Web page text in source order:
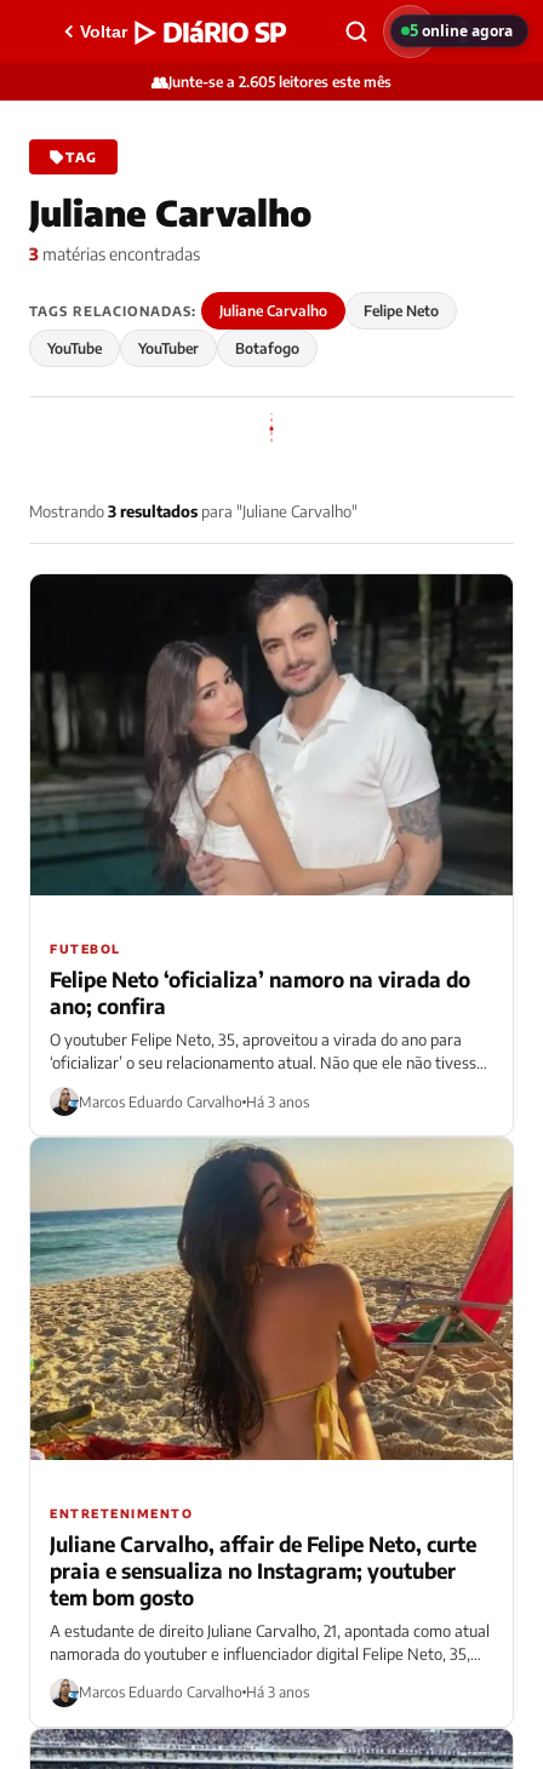
Voltar ▷ DIáRIO SP
👥Junte-se a 2.605 leitores este mês
TAG
Juliane Carvalho
3 matérias encontradas
TAGS RELACIONADAS: Juliane Carvalho Felipe Neto
YouTube YouTuber Botafogo
Mostrando3 resultados para "Juliane Carvalho"
FUTEBOL
Felipe Neto ‘oficializa’ namoro na virada do
ano; confira
O youtuber Felipe Neto, 35, aproveitou a virada do ano para
‘oficializar’ o seu relacionamento atual. Não que ele não tivesse
feito...
Marcos Eduardo Carvalho Há 3 anos
ENTRETENIMENTO
Juliane Carvalho, affair de Felipe Neto, curte
praia e sensualiza no Instagram; youtuber
tem bom gosto
A estudante de direito Juliane Carvalho, 21, apontada como atual
namorada do youtuber e influenciador digital Felipe Neto, 35,
curtiu uma praia...
Marcos Eduardo Carvalho Há 3 anos
5online agora